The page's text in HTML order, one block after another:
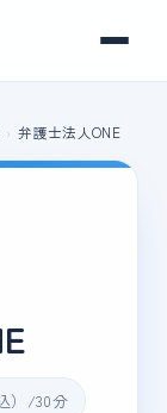
弁護士法人ONE
）/30分